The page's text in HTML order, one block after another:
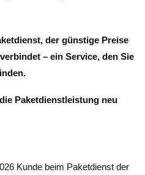
der günstige Preise
– ein Service, den Sie
Paketdienstleistung neu
Kunde beim Paketdienst der